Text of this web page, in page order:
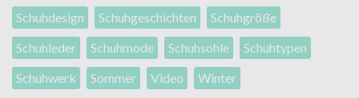
Schuhdesign
Schuhgeschichten
Schuhgröße
Schuhleder
Schuhmode Schuhsohle
Schuhtypen
Schuhwerk
Sommer Video Winter